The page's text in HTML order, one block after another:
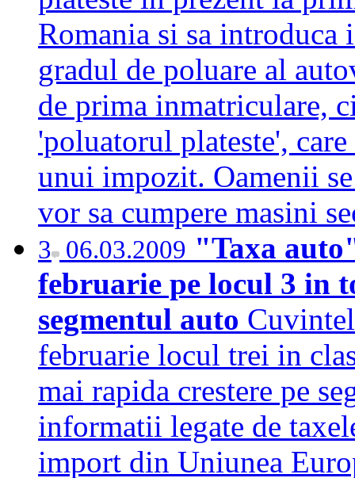
Romania si sa introduca
gradul de poluare al
de prima inmatriculare,
'poluatorul plateste',
unui impozit. Oamenii
vor sa cumpere masini
3 06.03.2009 "Taxa
februarie pe locul 3 in
segmentul auto
februarie locul trei in
mai rapida crestere pe
informatii legate de
import din Uniunea